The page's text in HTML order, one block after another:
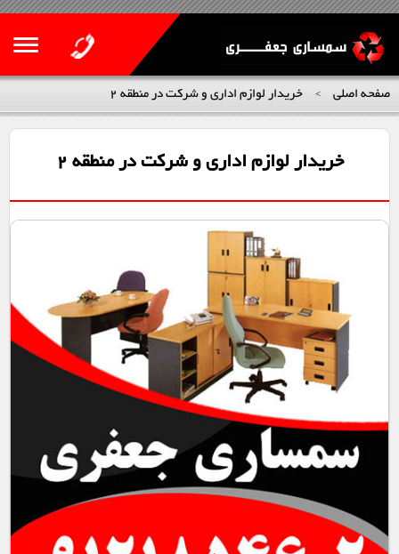
صفحه اصلی > خریدار لوازم اداری و شرکت در منطقه 2
خریدار لوازم اداری و شرکت در منطقه 2